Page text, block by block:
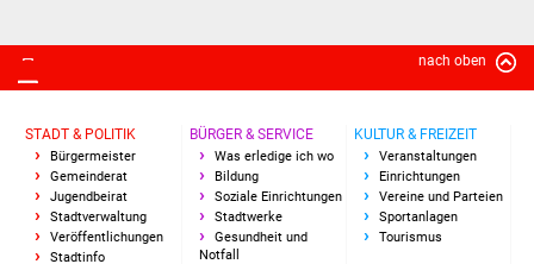
ÖPNV
Abfall und Entsorgung
Kultur & Freizeit
nach oben
STADT & POLITIK
Bürgermeister
Gemeinderat
Jugendbeirat
Stadtverwaltung
Veröffentlichungen
Stadtinfo
BÜRGER & SERVICE
Was erledige ich wo
Bildung
Soziale Einrichtungen
Stadtwerke
Gesundheit und
Notfall
KULTUR & FREIZEIT
Veranstaltungen
Einrichtungen
Vereine und Parteien
Sportanlagen
Tourismus